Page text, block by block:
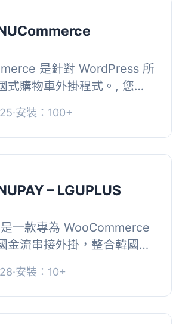
是針對 WordPress 所
式購物車外掛程式。, 您可
和 영카트(Transaction
多種功能。, ...
·安裝：100+
– LGUPLUS
一款專為 WooCommerce
金流串接外掛，整合韓國
架設的網路商店能直接使用
線上付款方式...
·安裝：10+